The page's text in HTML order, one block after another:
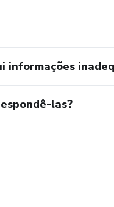
informações
las?